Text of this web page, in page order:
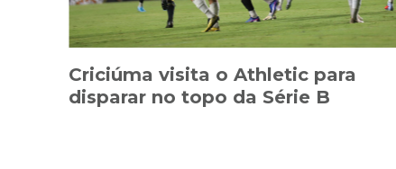
Criciúma visita o Athletic para
disparar no topo da Série B